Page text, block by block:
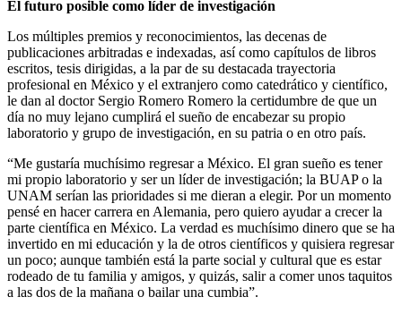
El futuro posible como líder de investigación
Los múltiples premios y reconocimientos, las decenas de
publicaciones arbitradas e indexadas, así como capítulos de libros
escritos, tesis dirigidas, a la par de su destacada trayectoria
profesional en México y el extranjero como catedrático y científico,
le dan al doctor Sergio Romero Romero la certidumbre de que un
día no muy lejano cumplirá el sueño de encabezar su propio
laboratorio y grupo de investigación, en su patria o en otro país.
“Me gustaría muchísimo regresar a México. El gran sueño es tener
mi propio laboratorio y ser un líder de investigación; la BUAP o la
UNAM serían las prioridades si me dieran a elegir. Por un momento
pensé en hacer carrera en Alemania, pero quiero ayudar a crecer la
parte científica en México. La verdad es muchísimo dinero que se ha
invertido en mi educación y la de otros científicos y quisiera regresar
un poco; aunque también está la parte social y cultural que es estar
rodeado de tu familia y amigos, y quizás, salir a comer unos taquitos
a las dos de la mañana o bailar una cumbia”.